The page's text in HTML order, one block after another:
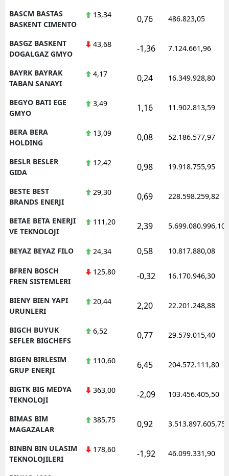
BASCM BASTAS
BASKENT CIMENTO
13,34 0,76 486.823,05
BASGZ BASKENT
DOGALGAZ GMYO
43,68 -1,36 7.124.661,96
BAYRK BAYRAK
TABAN SANAYI
4,17 0,24 16.349.928,80
BEGYO BATI EGE
GMYO
3,49 1,16 11.902.813,59
BERA BERA
HOLDING
13,09 0,08 52.186.577,97
BESLR BESLER
GIDA
12,42 0,98 19.918.755,95
BESTE BEST
BRANDS ENERJI
29,30 0,69 228.598.259,82
BETAE BETA ENERJI
VE TEKNOLOJI
111,20 2,39 5.699.080.996,10
BEYAZ BEYAZ FILO 24,34 0,58 10.817.880,08
BFREN BOSCH
FREN SISTEMLERI
125,80 -0,32 16.170.946,30
BIENY BIEN YAPI
URUNLERI
20,44 2,20 22.201.248,88
BIGCH BUYUK
SEFLER BIGCHEFS
6,52 0,77 29.579.015,40
BIGEN BIRLESIM
GRUP ENERJI
110,60 6,45 204.572.111,80
BIGTK BIG MEDYA
TEKNOLOJI
363,00 -2,09 103.456.405,50
BIMAS BIM
MAGAZALAR
385,75 0,92 3.513.897.605,75
BINBN BIN ULASIM
TEKNOLOJILERI
178,60 -1,92 46.099.331,90